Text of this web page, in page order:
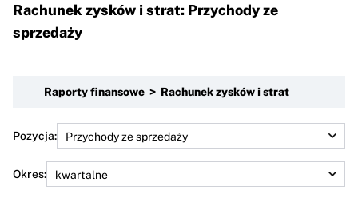
Rachunek zysków i strat: Przychody ze
sprzedaży
Raporty finansowe > Rachunek zysków i strat
Pozycja:
Okres: